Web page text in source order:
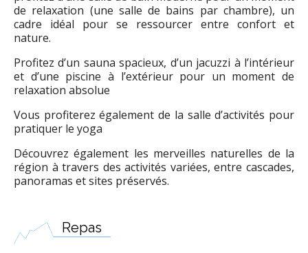
de relaxation (une salle de bains par chambre), un
cadre idéal pour se ressourcer entre confort et
nature.
Profitez d’un sauna spacieux, d’un jacuzzi à l’intérieur
et d’une piscine à l’extérieur pour un moment de
relaxation absolue
Vous profiterez également de la salle d’activités pour
pratiquer le yoga
Découvrez également les merveilles naturelles de la
région à travers des activités variées, entre cascades,
panoramas et sites préservés.
Repas